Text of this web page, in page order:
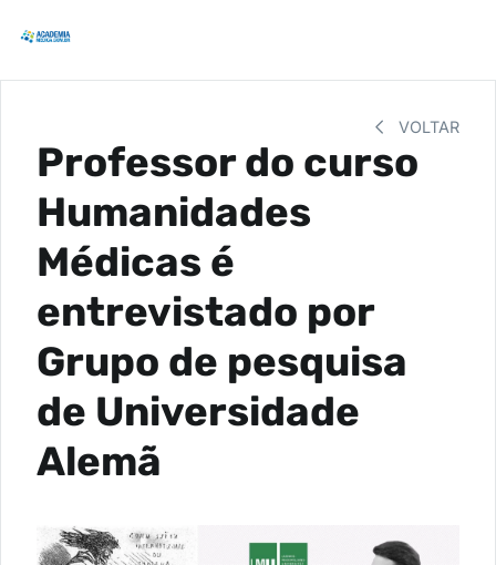
VOLTAR
Professor do curso
Humanidades
Médicas é
entrevistado por
Grupo de pesquisa
de Universidade
Alemã